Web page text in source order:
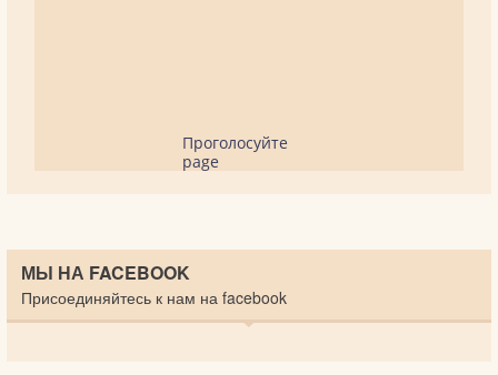
Проголосуйте
page
МЫ НА FACEBOOK
Присоединяйтесь к нам на facebook